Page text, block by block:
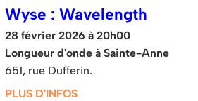
Wyse : Wavelength
28 février 2026 à 20h00
Longueur d'onde à Sainte-Anne
651, rue Dufferin.
PLUS D'INFOS